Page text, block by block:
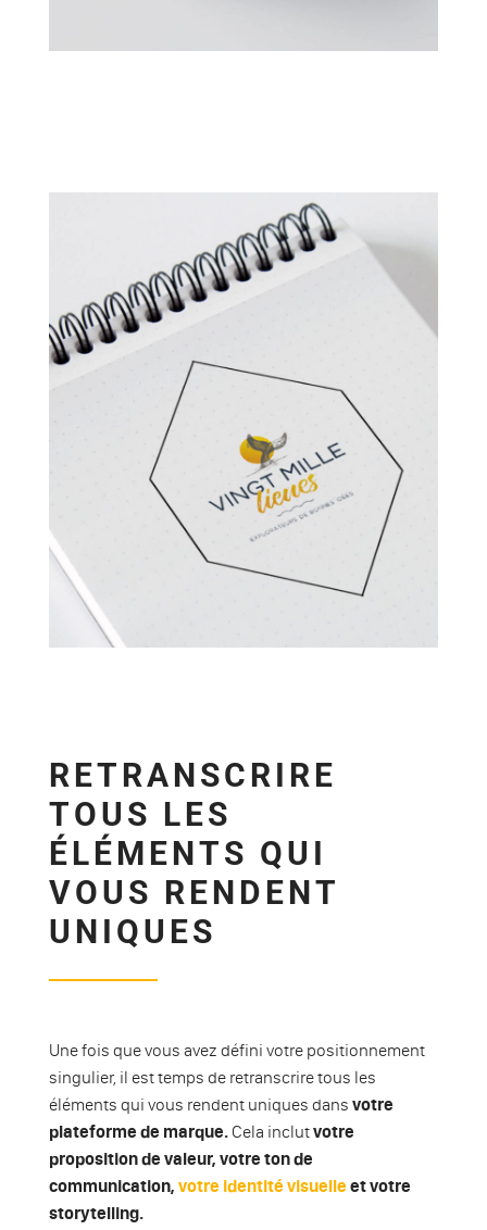
RETRANSCRIRE
TOUS LES
ÉLÉMENTS QUI
VOUS RENDENT
UNIQUES
Une fois que vous avez défini votre positionnement
singulier, il est temps de retranscrire tous les
éléments qui vous rendent uniques dans votre
plateforme de marque.Cela inclutvotre
proposition de valeur, votre ton de
communication, votre identité visuelle et votre
storytelling.